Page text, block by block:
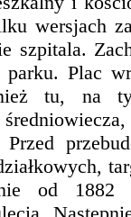
wersjach
szpitala.
parku. Plac
tu, na
od